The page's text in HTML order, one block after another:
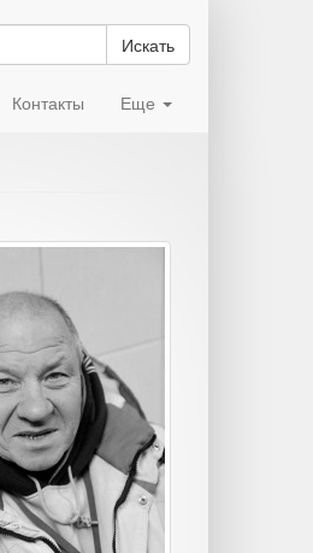
Искать
Контакты Еще